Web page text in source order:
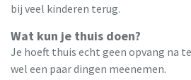
bij veel kinderen terug.
Wat kun je thuis doen?
Je hoeft thuis echt geen opvang na
wel een paar dingen meenemen.